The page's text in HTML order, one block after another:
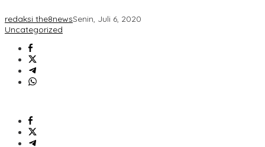
redaksi the8newsSenin, Juli 6, 2020
Uncategorized